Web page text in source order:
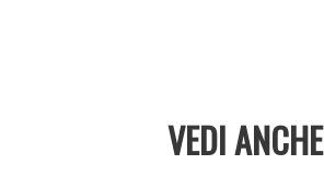
VEDI ANCHE